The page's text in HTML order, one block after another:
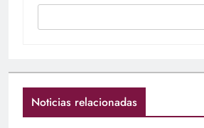
Noticias relacionadas